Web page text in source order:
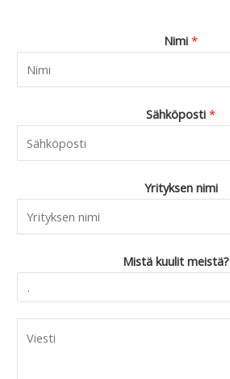
Nimi *
Sähköposti *
Yrityksen nimi
Mistä kuulit meistä?